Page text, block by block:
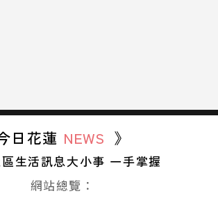
日花蓮 NEWS 》
生活訊息大小事 一手掌握
網站總覽：